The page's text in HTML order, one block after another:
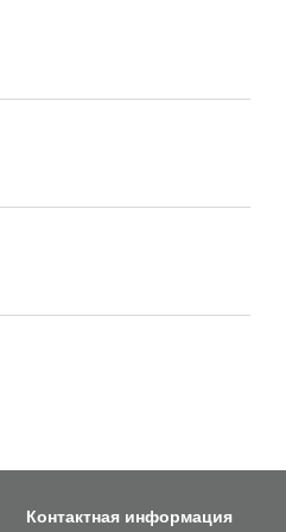
Контактная информация